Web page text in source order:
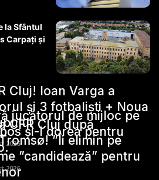
la Sfântul
Carpați și
Cluj! Ioan Varga a
și 3 fotbaliști + Noua
2026
jucătorul de mijloc pe
și-l dorea pentru
2026
CFR Cluj după
”Îi elimin pe
”candidează” pentru